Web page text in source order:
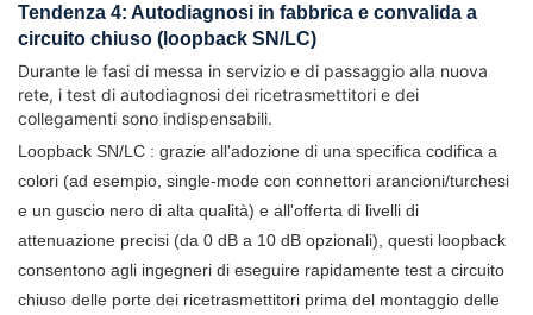
Tendenza 4: Autodiagnosi in fabbrica e convalida a
circuito chiuso (loopback SN/LC)
Durante le fasi di messa in servizio e di passaggio alla nuova
rete, i test di autodiagnosi dei ricetrasmettitori e dei
collegamenti sono indispensabili.
Loopback SN/LC : grazie all'adozione di una specifica codifica a
colori (ad esempio, single-mode con connettori arancioni/turchesi
e un guscio nero di alta qualità) e all'offerta di livelli di
attenuazione precisi (da 0 dB a 10 dB opzionali), questi loopback
consentono agli ingegneri di eseguire rapidamente test a circuito
chiuso delle porte dei ricetrasmettitori prima del montaggio delle